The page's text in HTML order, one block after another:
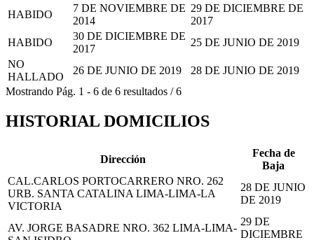
HABIDO
7 DE NOVIEMBRE DE
2014
29 DE DICIEMBRE DE
2017
HABIDO
30 DE DICIEMBRE DE
2017
25 DE JUNIO DE 2019
NO
HALLADO
26 DE JUNIO DE 2019
28 DE JUNIO DE 2019
Mostrando Pág. 1 - 6 de 6 resultados /6
HISTORIAL DOMICILIOS
Dirección
Fecha de
Baja
CAL.CARLOS PORTOCARRERO NRO. 262
URB. SANTA CATALINA LIMA-LIMA-LA
VICTORIA
28 DE JUNIO
DE 2019
AV. JORGE BASADRE NRO. 362 LIMA-LIMA-
29 DE
DICIEMBRE